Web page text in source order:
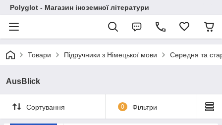
Polyglot - Магазин іноземної літератури
Товари Підручники з Німецької мови Середня та
AusBlick
Сортування 0 Фільтри